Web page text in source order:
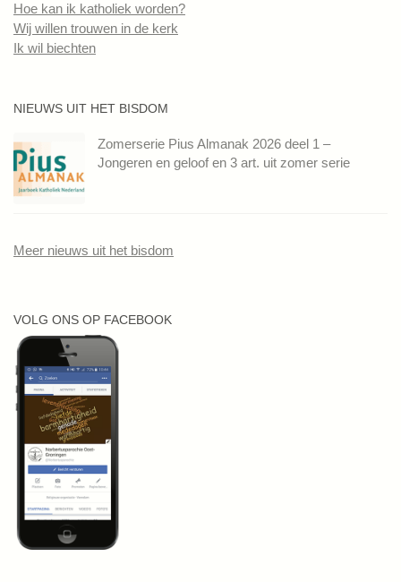
Hoe kan ik katholiek worden?
Wij willen trouwen in de kerk
Ik wil biechten
NIEUWS UIT HET BISDOM
Zomerserie Pius Almanak 2026 deel 1 –
Jongeren en geloof en 3 art. uit zomer serie
Meer nieuws uit het bisdom
VOLG ONS OP FACEBOOK